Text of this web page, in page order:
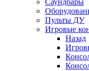
Саундбары
Пульты ДУ
Игровые
Назад